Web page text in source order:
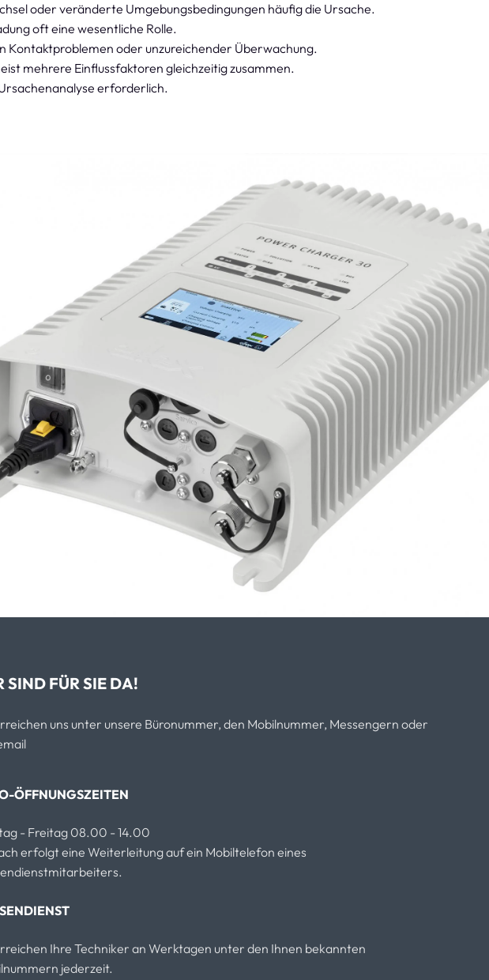
oder veränderte Umgebungsbedingungen häufig die Ursache.
oft eine wesentliche Rolle.
Kontaktproblemen oder unzureichender Überwachung.
mehrere Einflussfaktoren gleichzeitig zusammen.
erforderlich.
SIND FÜR SIE DA!
uns unter unsere Büronummer, den Mobilnummer, Messengern oder
ÖFFNUNGSZEITEN
- Freitag 08.00 - 14.00
erfolgt eine Weiterleitung auf ein Mobiltelefon eines
Ihre Techniker an Werktagen unter den Ihnen bekannten
jederzeit.